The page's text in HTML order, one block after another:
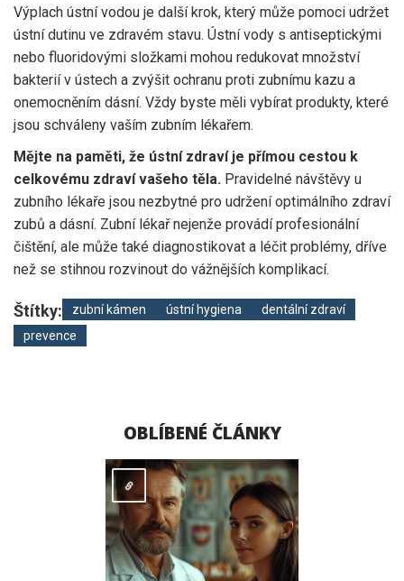
Výplach ústní vodou je další krok, který může pomoci udržet
ústní dutinu ve zdravém stavu. Ústní vody s antiseptickými
nebo fluoridovými složkami mohou redukovat množství
bakterií v ústech a zvýšit ochranu proti zubnímu kazu a
onemocněním dásní. Vždy byste měli vybírat produkty, které
jsou schváleny vaším zubním lékařem.
Mějte na paměti, že ústní zdraví je přímou cestou k
celkovému zdraví vašeho těla. Pravidelné návštěvy u
zubního lékaře jsou nezbytné pro udržení optimálního zdraví
zubů a dásní. Zubní lékař nejenže provádí profesionální
čištění, ale může také diagnostikovat a léčit problémy, dříve
než se stihnou rozvinout do vážnějších komplikací.
Štítky: zubní kámen ústní hygiena
dentální zdraví
prevence
OBLÍBENÉ ČLÁNKY